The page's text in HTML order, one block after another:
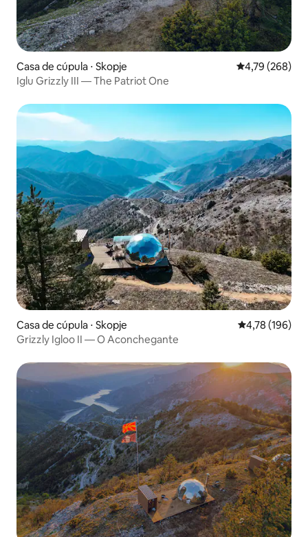
Casa de cúpula ⋅ Skopje 4,79 de uma
4,79 (268)
Iglu Grizzly III — The Patriot One
Casa de cúpula ⋅ Skopje 4,78 de uma
4,78 (196)
Grizzly Igloo II — O Aconchegante